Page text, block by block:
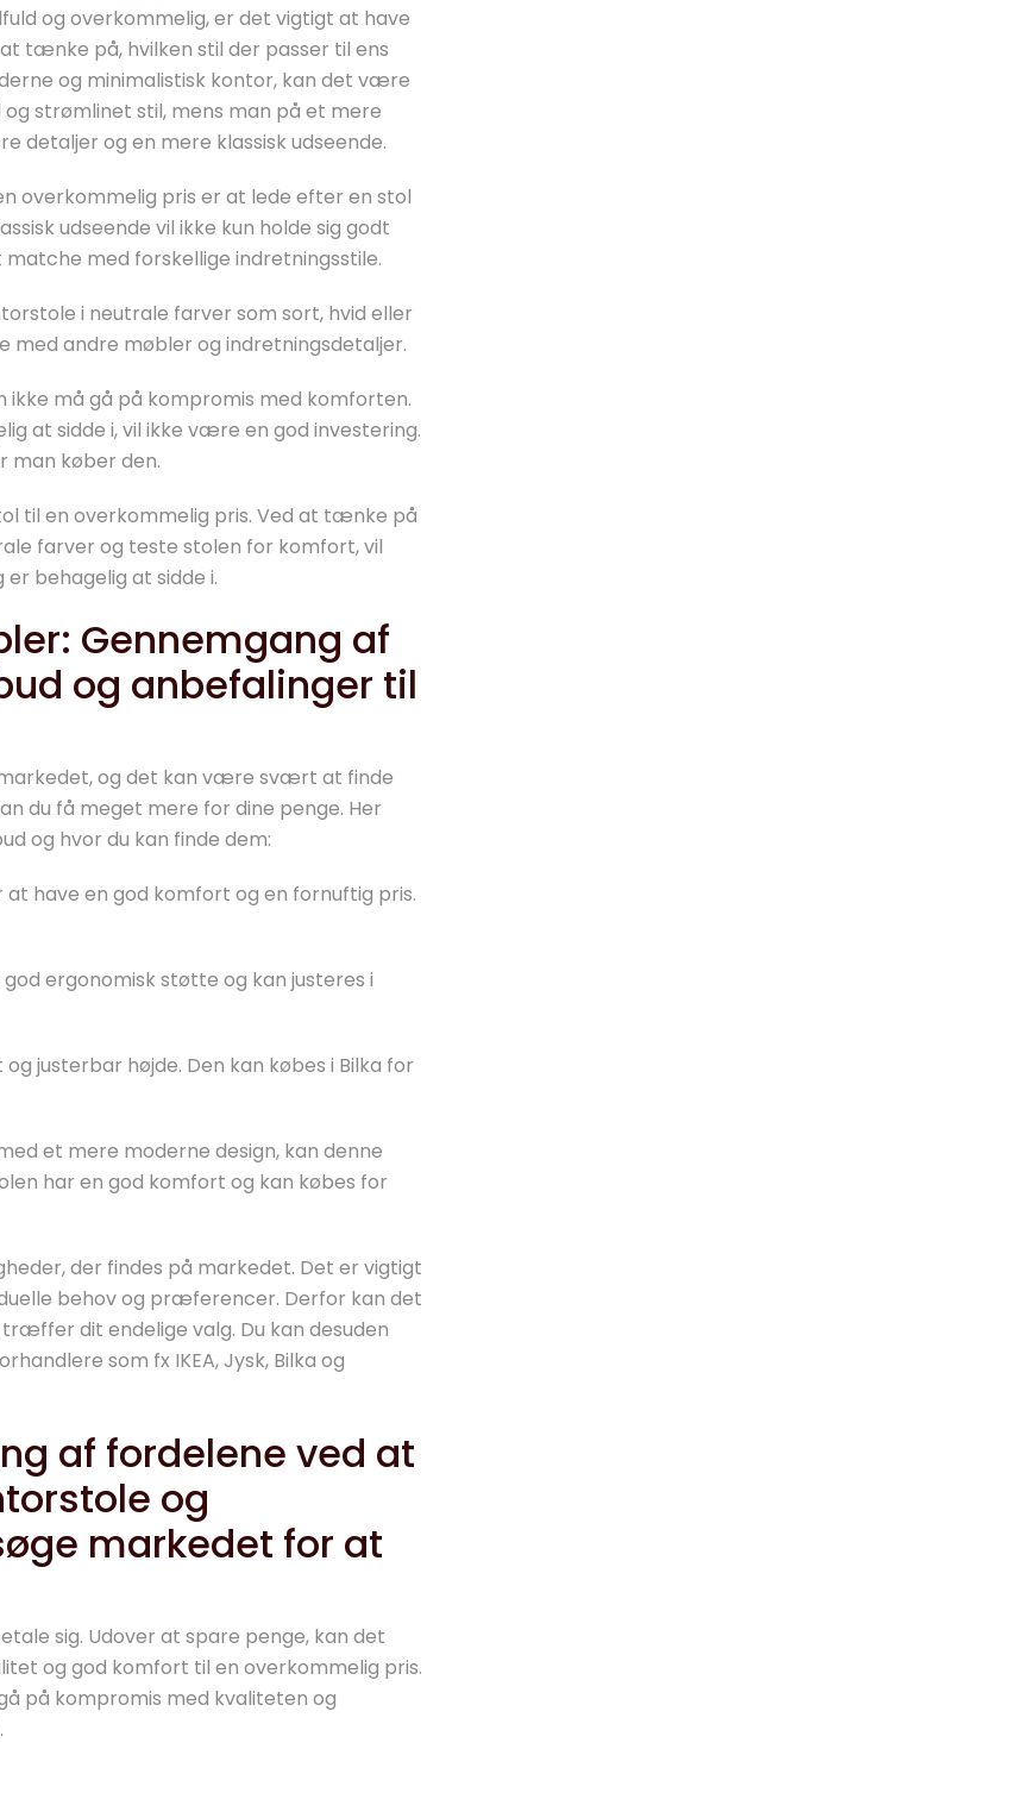
og overkommelig, er det vigtigt at have
tænke på, hvilken stil der passer til ens
og minimalistisk kontor, kan det være
strømlinet stil, mens man på et mere
detaljer og en mere klassisk udseende.
overkommelig pris er at lede efter en stol
udseende vil ikke kun holde sig godt
med forskellige indretningsstile.
i neutrale farver som sort, hvid eller
andre møbler og indretningsdetaljer.
ikke må gå på kompromis med komforten.
at sidde i, vil ikke være en god investering.
man køber den.
til en overkommelig pris. Ved at tænke på
farver og teste stolen for komfort, vil
behagelig at sidde i.
Gennemgang af
og anbefalinger til
og det kan være svært at finde
du få meget mere for dine penge. Her
og hvor du kan finde dem:
at have en god komfort og en fornuftig pris.
ergonomisk støtte og kan justeres i
justerbar højde. Den kan købes i Bilka for
et mere moderne design, kan denne
har en god komfort og kan købes for
der findes på markedet. Det er vigtigt
behov og præferencer. Derfor kan det
dit endelige valg. Du kan desuden
som fx IKEA, Jysk, Bilka og
af fordelene ved at
og
markedet for at
sig. Udover at spare penge, kan det
og god komfort til en overkommelig pris.
på kompromis med kvaliteten og